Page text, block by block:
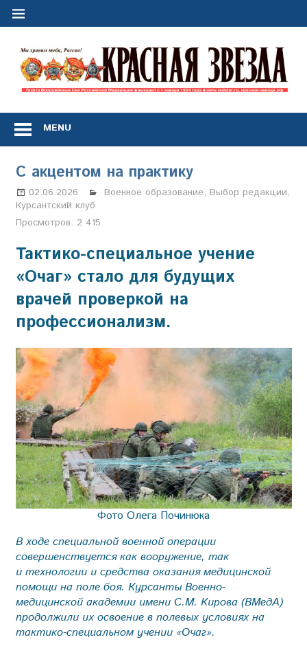
Перейти
Сил
Российской
Федерации
*
выходит
с
1
1924
года
MENU
С акцентом на практику
02.06.2026 Настя Свиридова
Военное образование, Выбор редакции,
Курсантский клуб
Просмотров: 2 415
Тактико-специальное учение
«Очаг» стало для будущих
врачей проверкой на
профессионализм.
Фото Олега Починюка
В ходе специальной военной операции
совершенствуется как вооружение, так
и технологии и средства оказания медицинской
помощи на поле боя. Курсанты Военно-
медицинской академии имени С.М. Кирова (ВМедА)
продолжили их освоение в полевых условиях на
тактико-специальном учении «Очаг».